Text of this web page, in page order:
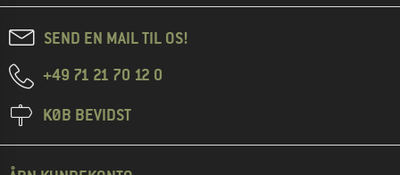
SEND EN MAIL TIL OS!
+49 71 21 70 12 0
KØB BEVIDST